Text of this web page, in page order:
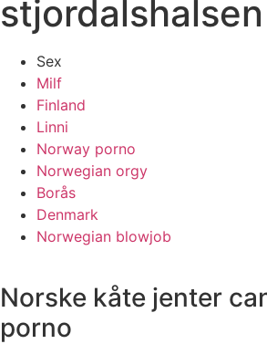
stjordalshalsen
Sex
Milf
Finland
Linni
Norway porno
Norwegian orgy
Borås
Denmark
Norwegian blowjob
Norske kåte jenter
porno